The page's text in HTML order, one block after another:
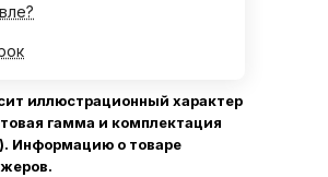
иллюстрационный характер
гамма и комплектация
Информацию о товаре